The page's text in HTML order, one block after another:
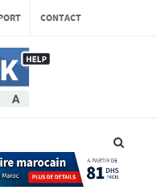
CONTACT